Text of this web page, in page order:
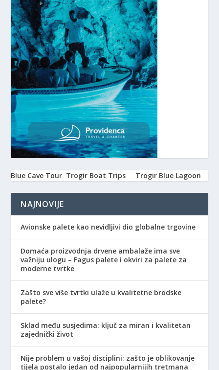
Blue Cave Tour Trogir Boat Trips Trogir Blue Lagoon
NAJNOVIJE
Avionske palete kao nevidljivi dio globalne trgovine
Domaća proizvodnja drvene ambalaže ima sve
važniju ulogu – Fagus palete i okviri za palete za
moderne tvrtke
Zašto sve više tvrtki ulaže u kvalitetne brodske
palete?
Sklad među susjedima: ključ za miran i kvalitetan
zajednički život
Nije problem u vašoj disciplini: zašto je oblikovanje
tijela postalo jedan od najpopularnijih tretmana